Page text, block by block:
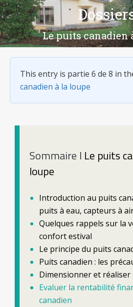
Le puits canadien
Vous êtes ici
This entry is partie 6 de 8 in
canadien à la loupe
Sommaire l Le puits
loupe
Introduction au puits
puits à eau, capteurs à
Quelques rappels sur la
confort estival
Le principe du puits
Puits canadien : les
Dimensionner et réaliser
Evaluer la rentabilité
canadien